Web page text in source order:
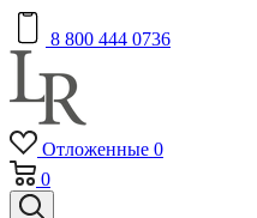
8 800 444 0736
Отложенные 0
0